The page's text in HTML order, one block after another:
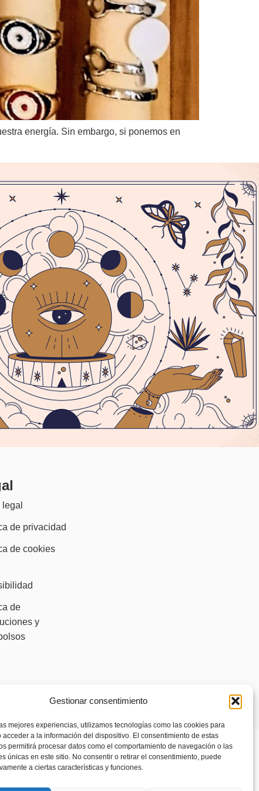
Gestionar consentimiento
mejores experiencias, utilizamos tecnologías como las cookies para
acceder a la información del dispositivo. El consentimiento de estas
permitirá procesar datos como el comportamiento de navegación o las
únicas en este sitio. No consentir o retirar el consentimiento, puede
a ciertas características y funciones.
energía. Sin embargo, si ponemos en
de privacidad
de cookies
de
y